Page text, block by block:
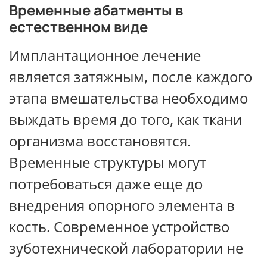
Временные абатменты в
естественном виде
Имплантационное лечение
является затяжным, после каждого
этапа вмешательства необходимо
выждать время до того, как ткани
организма восстановятся.
Временные структуры могут
потребоваться даже еще до
внедрения опорного элемента в
кость. Современное устройство
зуботехнической лаборатории не